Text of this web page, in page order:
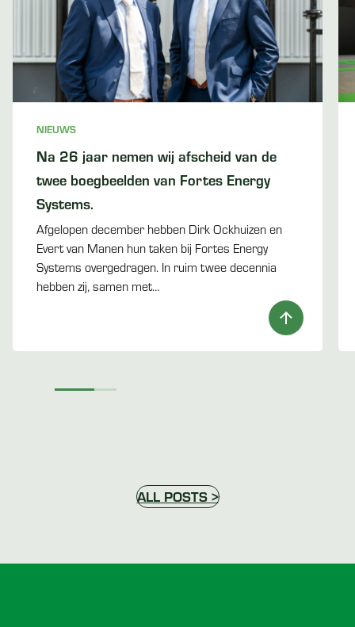
NIEUWS
Na 26 jaar nemen wij afscheid van de
twee boegbeelden van Fortes Energy
Systems.
Afgelopen december hebben Dirk Ockhuizen en
Evert van Manen hun taken bij Fortes Energy
Systems overgedragen. In ruim twee decennia
hebben zij, samen met…
ALL POSTS >